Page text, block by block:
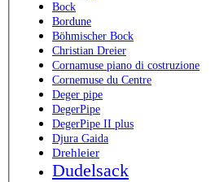
Bock
Bordune
Böhmischer Bock
Christian Dreier
Cornamuse piano di costruzione
Cornemuse du Centre
Deger pipe
DegerPipe
DegerPipe II plus
Djura Gaida
Drehleier
Dudelsack